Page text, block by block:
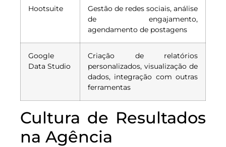
Hootsuite
Gestão de redes sociais, análise
de engajamento,
agendamento de postagens
Google
Data Studio
Criação de relatórios
personalizados, visualização de
dados, integração com outras
ferramentas
Cultura de Resultados
na Agência